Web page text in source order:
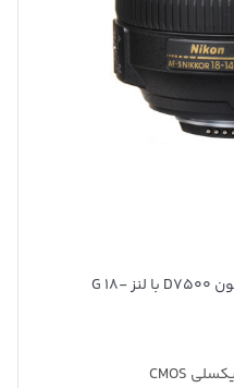
ویژگی های دوربین عکاسی نیکون D7500 با لنز G 18-